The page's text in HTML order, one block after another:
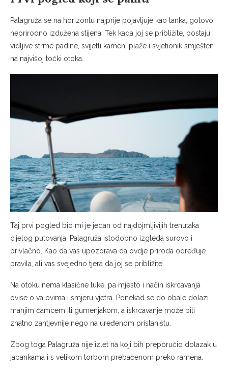
Palagruža se na horizontu najprije pojavljuje kao tanka, gotovo
neprirodno izdužena stijena. Tek kada joj se približite, postaju
vidljive strme padine, svijetli kamen, plaže i svjetionik smješten
na najvišoj točki otoka.
Taj prvi pogled bio mi je jedan od najdojmljivijih trenutaka
cijelog putovanja. Palagruža istodobno izgleda surovo i
privlačno. Kao da vas upozorava da ovdje priroda određuje
pravila, ali vas svejedno tjera da joj se približite.
Na otoku nema klasične luke, pa mjesto i način iskrcavanja
ovise o valovima i smjeru vjetra. Ponekad se do obale dolazi
manjim čamcem ili gumenjakom, a iskrcavanje može biti
znatno zahtjevnije nego na uređenom pristaništu.
Zbog toga Palagruža nije izlet na koji bih preporučio dolazak u
japankama i s velikom torbom prebačenom preko ramena.